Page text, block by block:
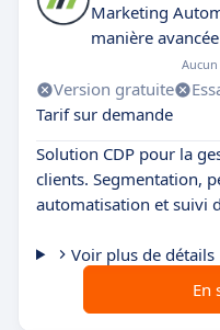
Marketing
manière avancée
Version gratuite
Tarif sur demande
Solution CDP pour la
clients. Segmentation,
automatisation et suivi
Voir plus de détails
En